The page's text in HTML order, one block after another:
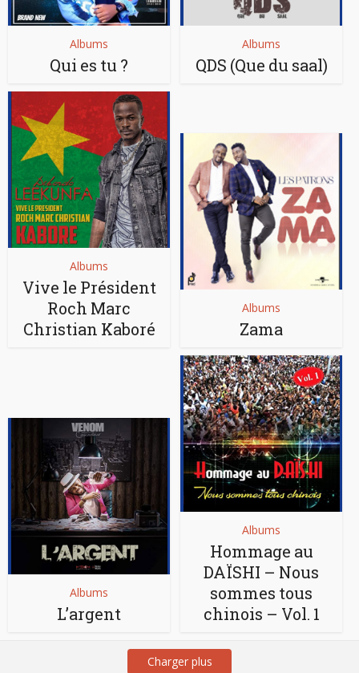
Albums
Qui es tu ?
Albums
QDS (Que du saal)
Albums
Vive le Président
Roch Marc
Christian Kaboré
Albums
Zama
Albums
L’argent
Albums
Hommage au
DAÏSHI – Nous
sommes tous
chinois – Vol. 1
Charger plus